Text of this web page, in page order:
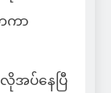
ကာ
လိုအပ်နေပြီ